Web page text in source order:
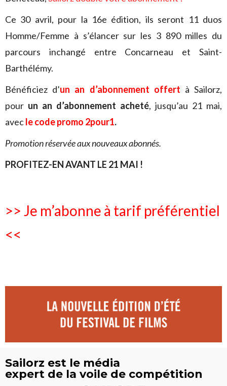
Ce 30 avril, pour la 16e édition, ils seront 11 duos
Homme/Femme à s’élancer sur les 3 890 milles du
parcours inchangé entre Concarneau et Saint-
Barthélémy.
Bénéficiez d’un an d’abonnement offert à Sailorz,
pour un an d’abonnement acheté, jusqu’au 21 mai,
avecle code promo 2pour1.
Promotion réservée aux nouveaux abonnés.
PROFITEZ-EN AVANT LE 21 MAI !
>> Je m’abonne à tarif préférentiel
<<
Sailorz est le média
expert de la voile de compétition